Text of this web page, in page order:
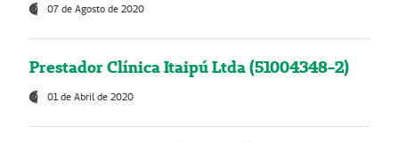
07 de Agosto de 2020
Prestador Clínica Itaipú Ltda (51004348-2)
01 de Abril de 2020